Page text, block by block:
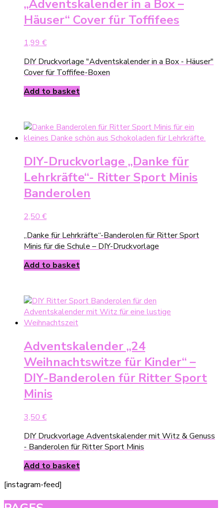
„Adventskalender in a Box –
Häuser“ Cover für Toffifees
1,99€
DIY Druckvorlage "Adventskalender in a Box - Häuser"
Cover für Toffifee-Boxen
Add to basket
DIY-Druckvorlage „Danke für
Lehrkräfte“- Ritter Sport Minis
Banderolen
2,50 €
„Danke für Lehrkräfte“-Banderolen für Ritter Sport
Minis für die Schule – DIY-Druckvorlage
Add to basket
Adventskalender „24
Weihnachtswitze für Kinder“ –
DIY-Banderolen für Ritter Sport
Minis
3,50 €
DIY Druckvorlage Adventskalender mit Witz & Genuss
- Banderolen für Ritter Sport Minis
Add to basket
[instagram-feed]